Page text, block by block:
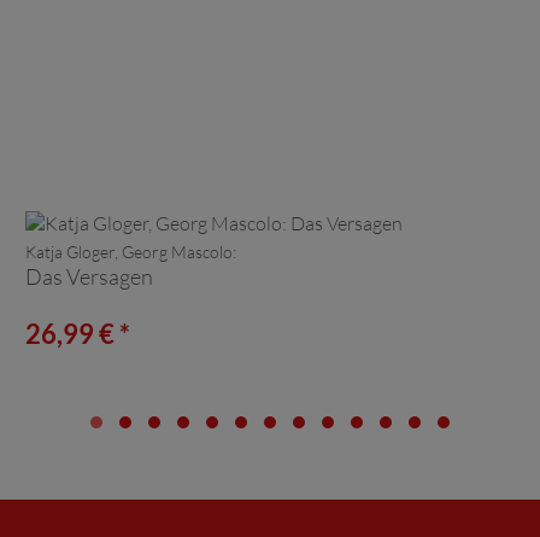
Katja Gloger, Georg Mascolo:
Das Versagen
26,99 € *